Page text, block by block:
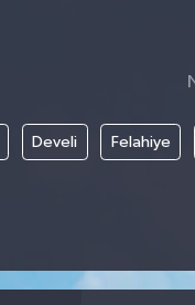
Develi Felahiye